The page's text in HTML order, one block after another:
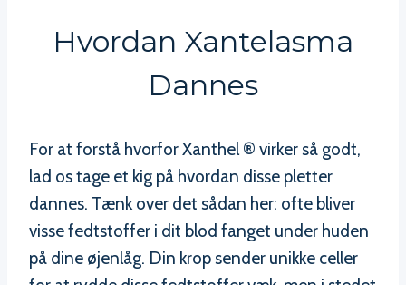
Hvordan Xantelasma
Dannes
For at forstå hvorfor Xanthel ® virker så godt,
lad os tage et kig på hvordan disse pletter
dannes. Tænk over det sådan her: ofte bliver
visse fedtstoffer i dit blod fanget under huden
på dine øjenlåg. Din krop sender unikke celler